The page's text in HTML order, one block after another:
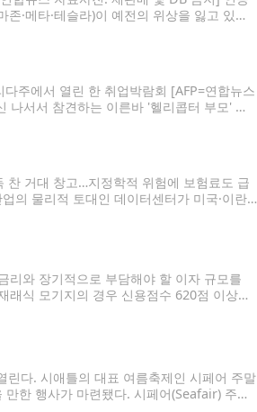
·메타·테슬라)이 예전의 위상을 잃고 있지
주에서 열린 한 취업박람회 [AFP=연합뉴스
나서서 참견하는 이른바 '헬리콥터 부모' 현
찬 거대 창고…지정학적 위험에 보험료도 급
의 물리적 토대인 데이터센터가 미국·이란
리와 장기적으로 부담해야 할 이자 규모를
식 모기지의 경우 신용점수 620점 이상이
다. 시애틀의 대표 여름축제인 시페어 주말
한 행사가 마련됐다. 시페어(Seafair) 주말